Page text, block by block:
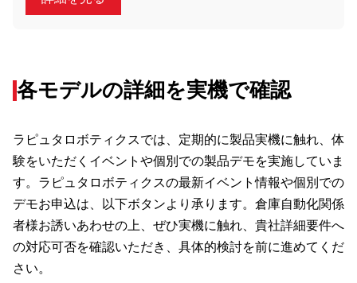
各モデルの詳細を実機で確認
ラピュタロボティクスでは、定期的に製品実機に触れ、体
験をいただくイベントや個別での製品デモを実施していま
す。ラピュタロボティクスの最新イベント情報や個別での
デモお申込は、以下ボタンより承ります。倉庫自動化関係
者様お誘いあわせの上、ぜひ実機に触れ、貴社詳細要件へ
の対応可否を確認いただき、具体的検討を前に進めてくだ
さい。